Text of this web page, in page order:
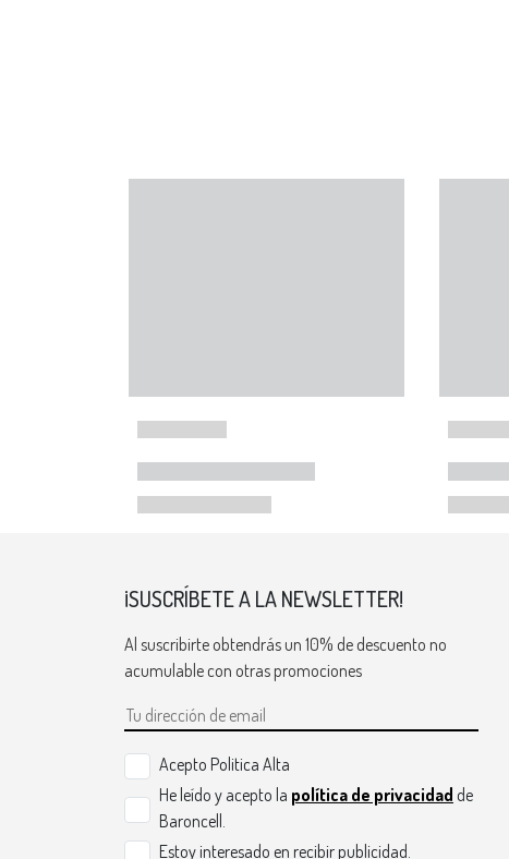
¡SUSCRÍBETE A LA NEWSLETTER!
Al suscribirte obtendrás un 10% de descuento no
acumulable con otras promociones
Acepto Politica Alta
He leído y acepto la política de privacidad de
Baroncell.
Estoy interesado en recibir publicidad.